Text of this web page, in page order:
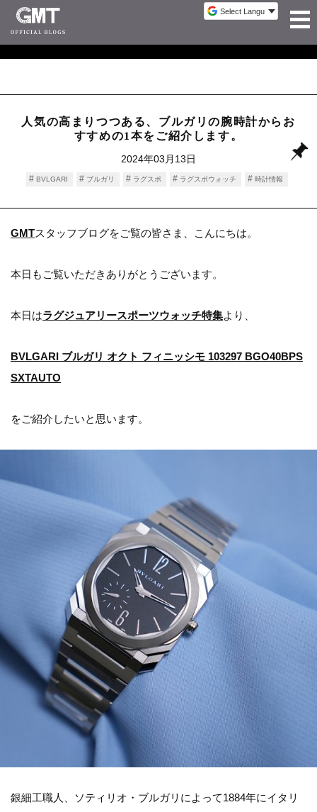
人気の高まりつつある、ブルガリの腕時計からお
すすめの1本をご紹介します。
2024年03月13日
BVLGARI ブルガリ ラグスポ ラグスポウォッチ 時計情報
GMTスタッフブログをご覧の皆さま、こんにちは。
本日もご覧いただきありがとうございます。
本日はラグジュアリースポーツウォッチ特集より、
BVLGARI ブルガリ オクト フィニッシモ 103297 BGO40BPS
SXTAUTO
をご紹介したいと思います。
銀細工職人、ソティリオ・ブルガリによって1884年にイタリ